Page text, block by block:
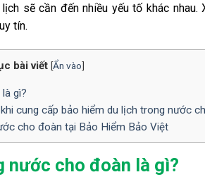
sẽ cần đến nhiều yếu tố khác
tín.
bài viết [Ẩn vào]
gì?
cung cấp bảo hiểm du lịch trong nước
cho đoàn tại Bảo Hiểm Bảo Việt
nước cho đoàn là gì?